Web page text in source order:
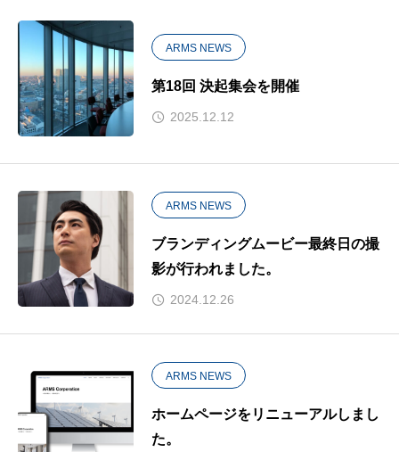
ARMS NEWS
第18回 決起集会を開催
2025.12.12
ARMS NEWS
ブランディングムービー最終日の撮
影が行われました。
2024.12.26
ARMS NEWS
ホームページをリニューアルしまし
た。